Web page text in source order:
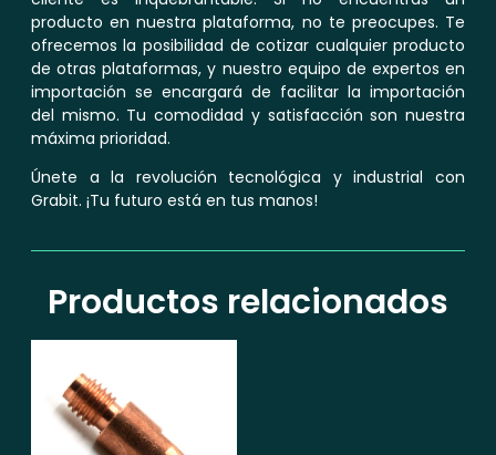
producto en nuestra plataforma, no te preocupes. Te
ofrecemos la posibilidad de cotizar cualquier producto
de otras plataformas, y nuestro equipo de expertos en
importación se encargará de facilitar la importación
del mismo. Tu comodidad y satisfacción son nuestra
máxima prioridad.
Únete a la revolución tecnológica y industrial con
Grabit. ¡Tu futuro está en tus manos!
Productos relacionados